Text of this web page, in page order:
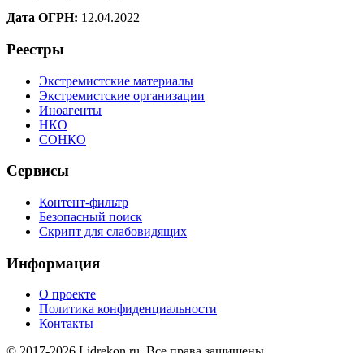
Дата ОГРН: 12.04.2022
Реестры
Экстремистские материалы
Экстремистские организации
Иноагенты
НКО
СОНКО
Сервисы
Контент-фильтр
Безопасный поиск
Скрипт для слабовидящих
Информация
О проекте
Политика конфиденциальности
Контакты